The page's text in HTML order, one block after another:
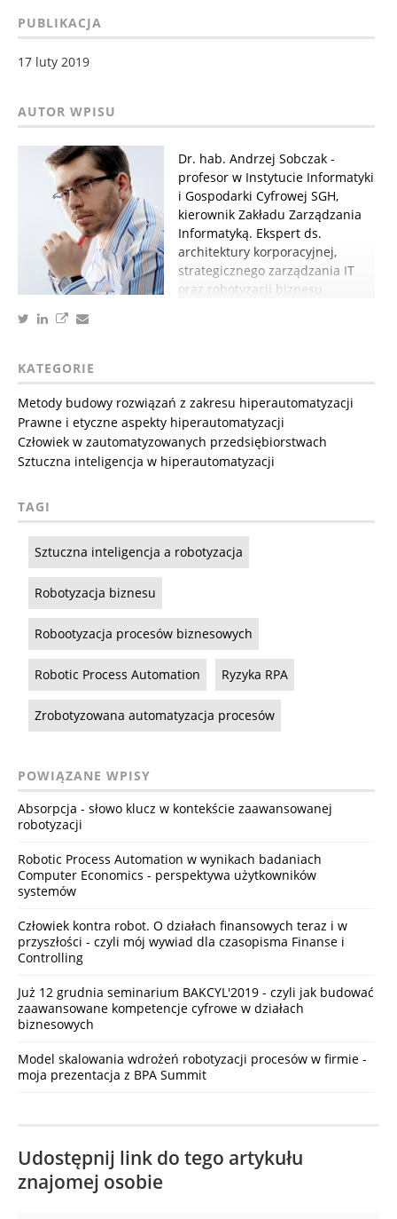
PUBLIKACJA
17 luty 2019
Dr. hab. Andrzej Sobczak -
profesor w Instytucie Informatyki
i Gospodarki Cyfrowej SGH,
kierownik Zakładu Zarządzania
Informatyką. Ekspert ds.
architektury korporacyjnej,
strategicznego zarządzania IT
oraz robotyzacji biznesu.
KATEGORIE
Metody budowy rozwiązań z zakresu hiperautomatyzacji
Prawne i etyczne aspekty hiperautomatyzacji
Człowiek w zautomatyzowanych przedsiębiorstwach
Sztuczna inteligencja w hiperautomatyzacji
TAGI
Sztuczna inteligencja a robotyzacja
Robotyzacja biznesu
Robootyzacja procesów biznesowych
Robotic Process Automation Ryzyka RPA
Zrobotyzowana automatyzacja procesów
POWIĄZANE WPISY
Absorpcja - słowo klucz w kontekście zaawansowanej
robotyzacji
Robotic Process Automation w wynikach badaniach
Computer Economics - perspektywa użytkowników
systemów
Człowiek kontra robot. O działach finansowych teraz i w
przyszłości - czyli mój wywiad dla czasopisma Finanse i
Controlling
Już 12 grudnia seminarium BAKCYL'2019 - czyli jak budować
zaawansowane kompetencje cyfrowe w działach
biznesowych
Model skalowania wdrożeń robotyzacji procesów w firmie -
moja prezentacja z BPA Summit
Udostępnij link do tego artykułu
znajomej osobie